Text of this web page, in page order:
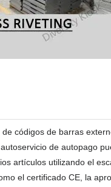
códigos de barras
de autopago
artículos utilizando el
el certificado CE, la